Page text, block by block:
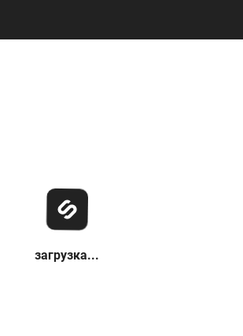
загрузка...